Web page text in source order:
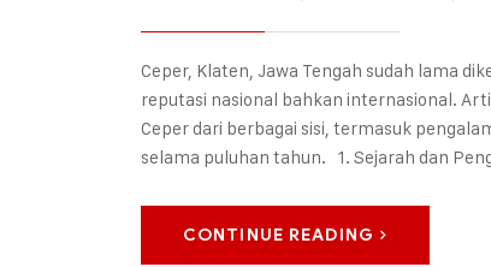
Ceper, Klaten, Jawa Tengah sudah lama
reputasi nasional bahkan internasional.
Ceper dari berbagai sisi, termasuk
selama puluhan tahun. 1. Sejarah dan
CONTINUE READING